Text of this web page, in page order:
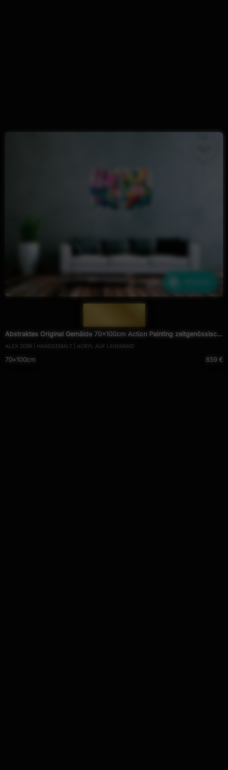
Abstraktes Original Gemälde 70x100cm Action Painting zeitgenössisch
handgemalt Fluid Painting bunt weiß blau einzigartig
ALEX ZERR | HANDGEMALT | ACRYL AUF LEINWAND
70×100cm 859 €